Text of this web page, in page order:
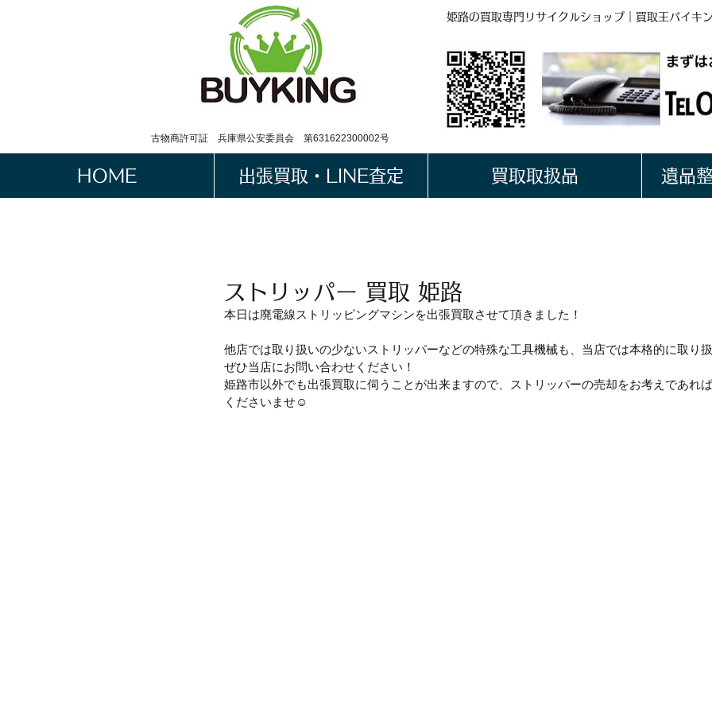
姫路の買取専門リサイクルショップ｜買取王バイキ
BUYKING
LINE QRコード
古物商許可証 兵庫県公安委員会 第631622300002号
HOME 出張買取・LINE査定 買取取扱品 遺品
ストリッパー 買取 姫路
本日は廃電線ストリッピングマシンを出張買取させて頂きました！
他店では取り扱いの少ないストリッパーなどの特殊な工具機械も、当店では本格的に取り
ぜひ当店にお問い合わせください！
姫路市以外でも出張買取に伺うことが出来ますので、ストリッパーの売却をお考えであれ
くださいませ☺